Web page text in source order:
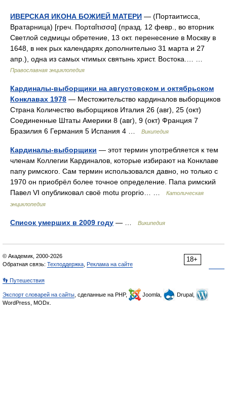
ИВЕРСКАЯ ИКОНА БОЖИЕЙ МАТЕРИ — (Портаитисса,
Вратарница) [греч. Πορταΐτισσα] (празд. 12 февр., во вторник
Светлой седмицы обретение, 13 окт. перенесение в Москву в
1648, в нек рых календарях дополнительно 31 марта и 27
апр.), одна из самых чтимых святынь христ. Востока.… …
Православная энциклопедия
Кардиналы-выборщики на августовском и октябрьском
Конклавах 1978 — Местожительство кардиналов выборщиков
Страна Количество выборщиков Италия 26 (авг), 25 (окт)
Соединенные Штаты Америки 8 (авг), 9 (окт) Франция 7
Бразилия 6 Германия 5 Испания 4 …
Википедия
Кардиналы-выборщики — этот термин употребляется к тем
членам Коллегии Кардиналов, которые избирают на Конклаве
папу римского. Сам термин использовался давно, но только с
1970 он приобрёл более точное определение. Папа римский
Павел VI опубликовал своё motu proprio… …
Католическая
энциклопедия
Список умерших в 2009 году — … Википедия
18+
© Академик, 2000-2026
Обратная связь: Техподдержка Реклама на сайте
👣 Путешествия
Экспорт словарей на сайты , сделанные на PHP, Joomla,
Drupal,
WordPress, MODx.